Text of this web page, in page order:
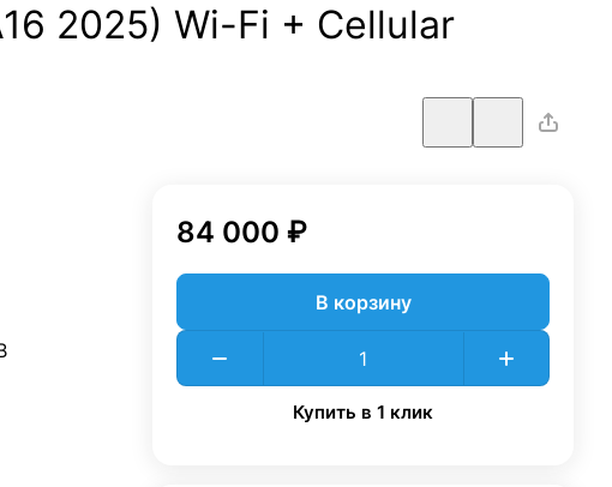
2025) Wi-Fi + Cellular
84 000 ₽
В корзину
Купить в 1 клик